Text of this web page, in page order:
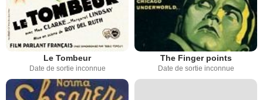
Le Tombeur
Date de sortie inconnue
The Finger points
Date de sortie inconnue